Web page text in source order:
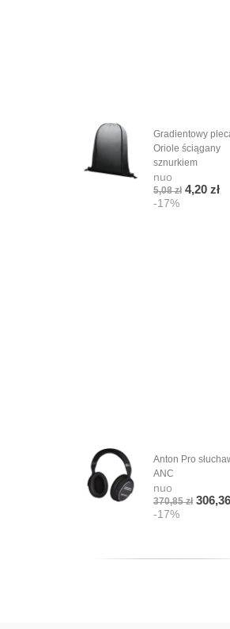
Gradientowy
Oriole ściągany
sznurkiem
nuo
5,08 zł 4,20 zł
-17%
Anton Pro
ANC
nuo
370,85 zł
-17%